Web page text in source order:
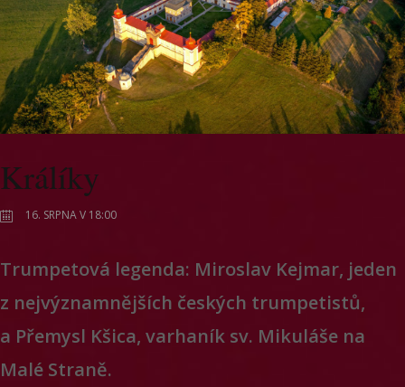
Králíky
16. SRPNA V 18:00
Trumpetová legenda: Miroslav Kejmar, jeden
z nejvýznamnějších českých trumpetistů,
a Přemysl Kšica, varhaník sv. Mikuláše na
Malé Straně.